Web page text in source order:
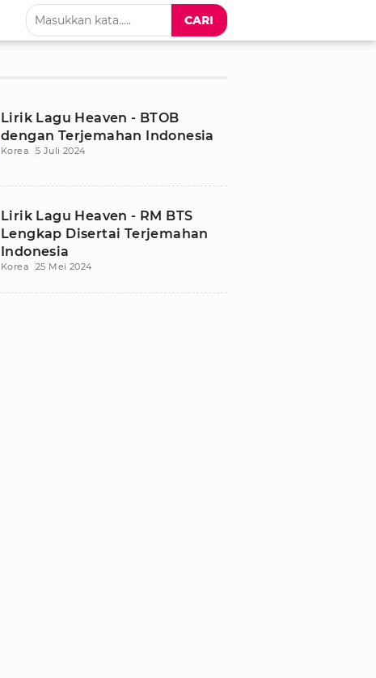
CARI
Lirik Lagu Heaven - BTOB
dengan Terjemahan Indonesia
Korea 5 Juli 2024
Lirik Lagu Heaven - RM BTS
Lengkap Disertai Terjemahan
Indonesia
Korea 25 Mei 2024